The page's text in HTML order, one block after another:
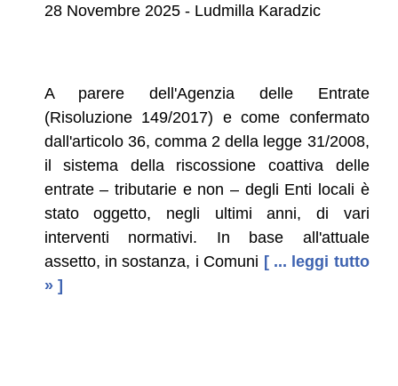
28 Novembre 2025 - Ludmilla Karadzic
A parere dell'Agenzia delle Entrate
(Risoluzione 149/2017) e come confermato
dall'articolo 36, comma 2 della legge 31/2008,
il sistema della riscossione coattiva delle
entrate – tributarie e non – degli Enti locali è
stato oggetto, negli ultimi anni, di vari
interventi normativi. In base all'attuale
assetto, in sostanza, i Comuni [ ... leggi tutto
» ]